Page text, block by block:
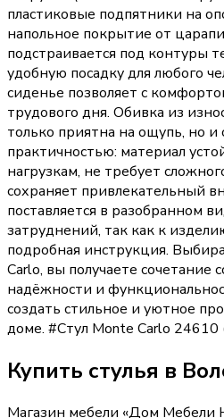
пластиковые подпятники на
напольное покрытие от
подстраивается под контуры
удобную посадку для любого
сиденье позволяет с
трудового дня. Обивка из
только приятна на ощупь, но и
практичностью: материал
нагрузкам, не требует
сохраняет привлекательный
поставляется в разобранном
затруднений, так как к
подробная инструкция.
Carlo, вы получаете сочетание
надёжности и
создать стильное и уютное
доме. #Стул Monte Carlo
Купить стулья в
Магазин мебели «Дом Мебели